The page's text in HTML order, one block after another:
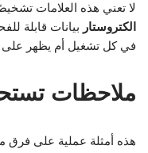
لا تعني هذه العلامات
الكتروستار بيانات قابلة
في كل تشغيل أم يظهر على
ملاحظات
هذه أمثلة عملية على فرق